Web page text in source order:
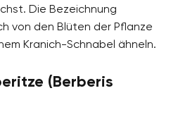
Die Bezeichnung
von den Blüten der Pflanze
Kranich-Schnabel ähneln.
(Berberis